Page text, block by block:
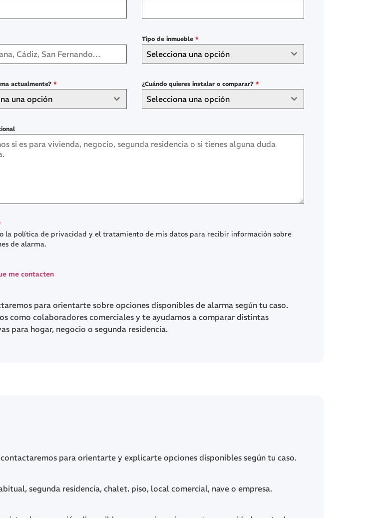
Tipo de inmueble *
Selecciona una opción
actualmente? *
una opción
¿Cuándo quieres instalar o comparar? *
Selecciona una opción
la política de privacidad y el tratamiento de mis datos para recibir información sobre
de alarma.
me contacten
para orientarte sobre opciones disponibles de alarma según tu caso.
como colaboradores comerciales y te ayudamos a comparar distintas
para hogar, negocio o segunda residencia.
para orientarte y explicarte opciones disponibles según tu caso.
segunda residencia, chalet, piso, local comercial, nave o empresa.